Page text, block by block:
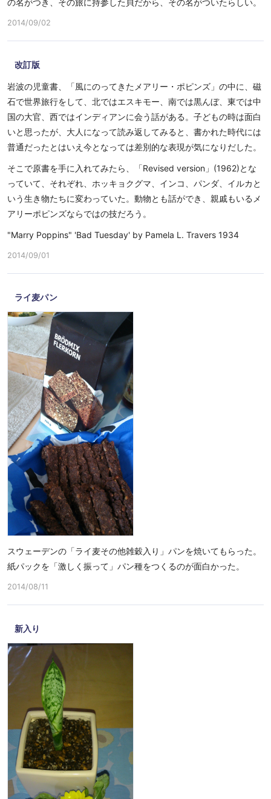
の名がつき、その旅に持参した貝だから、その名がついたらしい。
2014/09/02
改訂版
岩波の児童書、「風にのってきたメアリー・ポピンズ」の中に、磁
石で世界旅行をして、北ではエスキモー、南では黒んぼ、東では中
国の大官、西ではインディアンに会う話がある。子どもの時は面白
いと思ったが、大人になって読み返してみると、書かれた時代には
普通だったとはいえ今となっては差別的な表現が気になりだした。
そこで原書を手に入れてみたら、「Revised version」(1962)とな
っていて、それぞれ、ホッキョクグマ、インコ、パンダ、イルカと
いう生き物たちに変わっていた。動物とも話ができ、親戚もいるメ
アリーポピンズならではの技だろう。
"Marry Poppins" 'Bad Tuesday' by Pamela L. Travers 1934
2014/09/01
ライ麦パン
スウェーデンの「ライ麦その他雑穀入り」パンを焼いてもらった。
紙パックを「激しく振って」パン種をつくるのが面白かった。
2014/08/11
新入り